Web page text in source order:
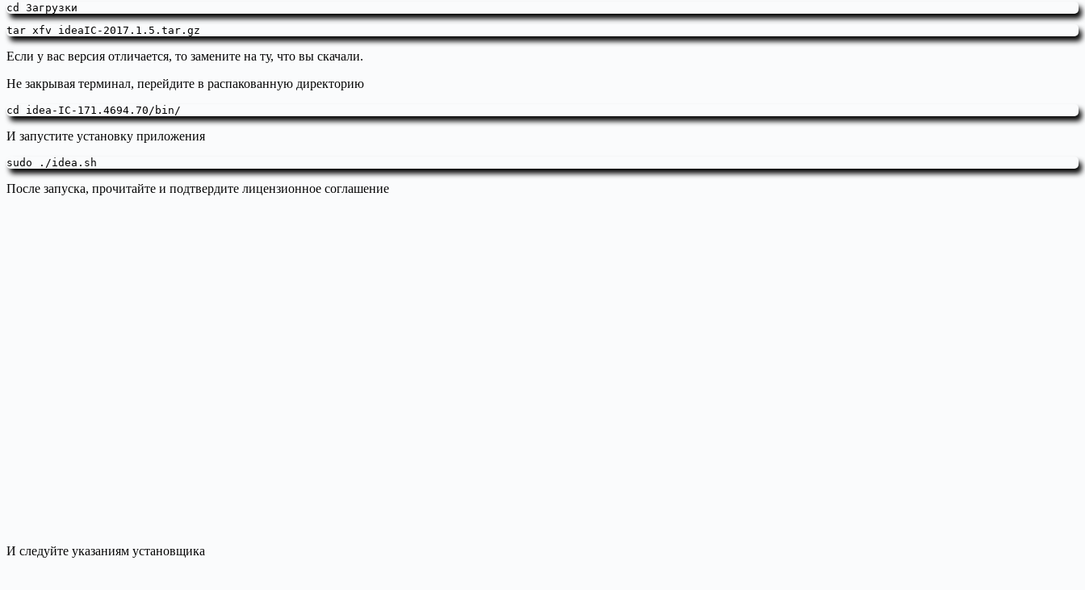
cd Загрузки
tar xfv ideaIC-2017.1.5.tar.gz
Если у вас версия отличается, то замените на ту, что вы скачали.
Не закрывая терминал, перейдите в распакованную директорию
cd idea-IC-171.4694.70/bin/
И запустите установку приложения
sudo ./idea.sh
После запуска, прочитайте и подтвердите лицензионное соглашение
И следуйте указаниям установщика